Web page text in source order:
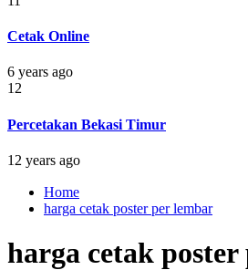
Cetak Online
6 years ago
12
Percetakan Bekasi Timur
12 years ago
Home
harga cetak poster per lembar
harga cetak